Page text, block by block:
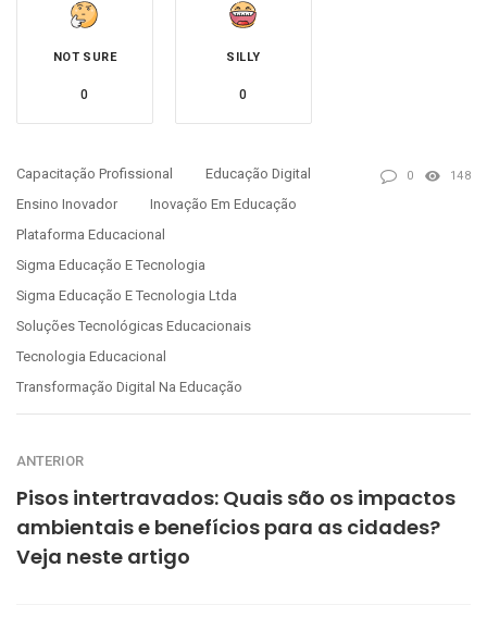
NOT SURE
0
SILLY
0
Capacitação Profissional
Educação Digital
Ensino Inovador
Inovação Em Educação
Plataforma Educacional
Sigma Educação E Tecnologia
Sigma Educação E Tecnologia Ltda
Soluções Tecnológicas Educacionais
Tecnologia Educacional
Transformação Digital Na Educação
0 148
ANTERIOR
Pisos intertravados: Quais são os impactos
ambientais e benefícios para as cidades?
Veja neste artigo